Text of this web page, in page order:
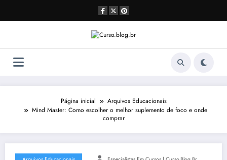
o
Página inicial
Arquivos Educacionais
Mind Master: Como escolher o melhor suplemento de foco e onde
comprar